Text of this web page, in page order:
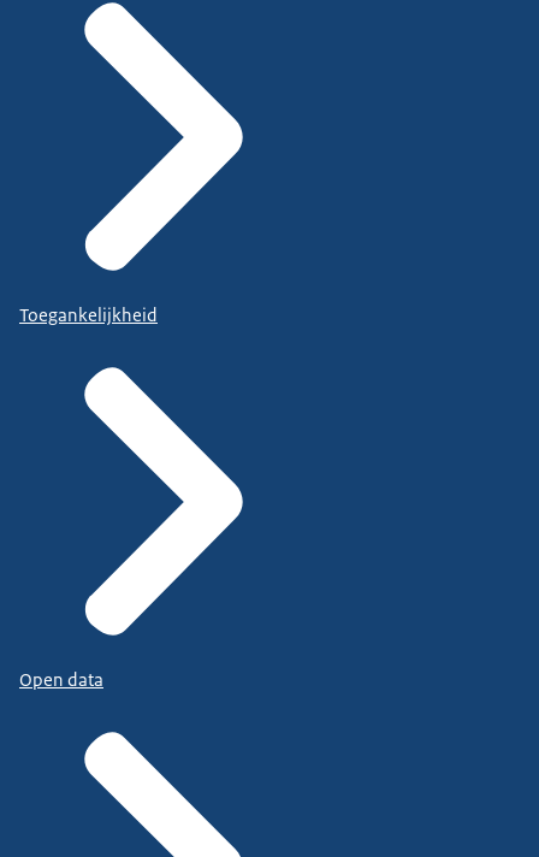
Toegankelijkheid
Open data